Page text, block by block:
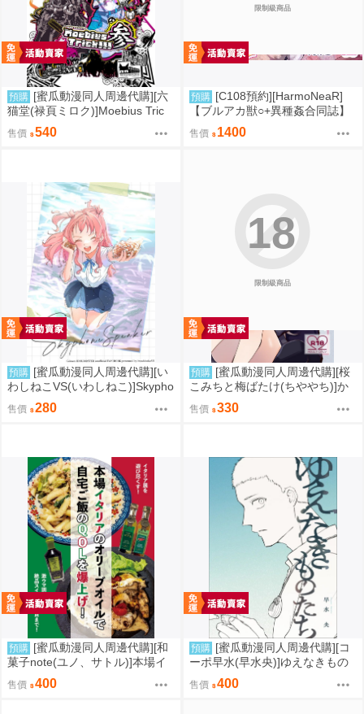
預購 [蜜瓜動漫同人周邊代購][六
猫堂(禄頁ミロク)]Moebius Tric
k!!! 参(FGO)(同人誌)
售價 540
限制級商品
預購 [C108預約][HarmoNeaR]
【ブルアカ獣○+異種姦合同誌】
Sow do on me! vol.3 蔚藍檔案
同人誌040031332357
售價 1400
預購 [蜜瓜動漫同人周邊代購][い
わしねこVS(いわしねこ)]Skypho
ne Speaker(學園偶像大師)(同人
誌)
售價 280
限制級商品
18
預購 [蜜瓜動漫同人周邊代購][桜
こみちと梅ばたけ(ちややち)]か
わいいふたりがいちゃあま×××し
てるだけのはなし(同人誌)
售價 330
預購 [蜜瓜動漫同人周邊代購][和
菓子note(ユノ、サトル)]本場イ
タリアのオリーブオイルで自宅
ご飯のQOLを爆上げ!(同人誌)
售價 400
預購 [蜜瓜動漫同人周邊代購][コ
ーポ早水(早水央)]ゆえなきもの
たち(同人誌)
售價 400